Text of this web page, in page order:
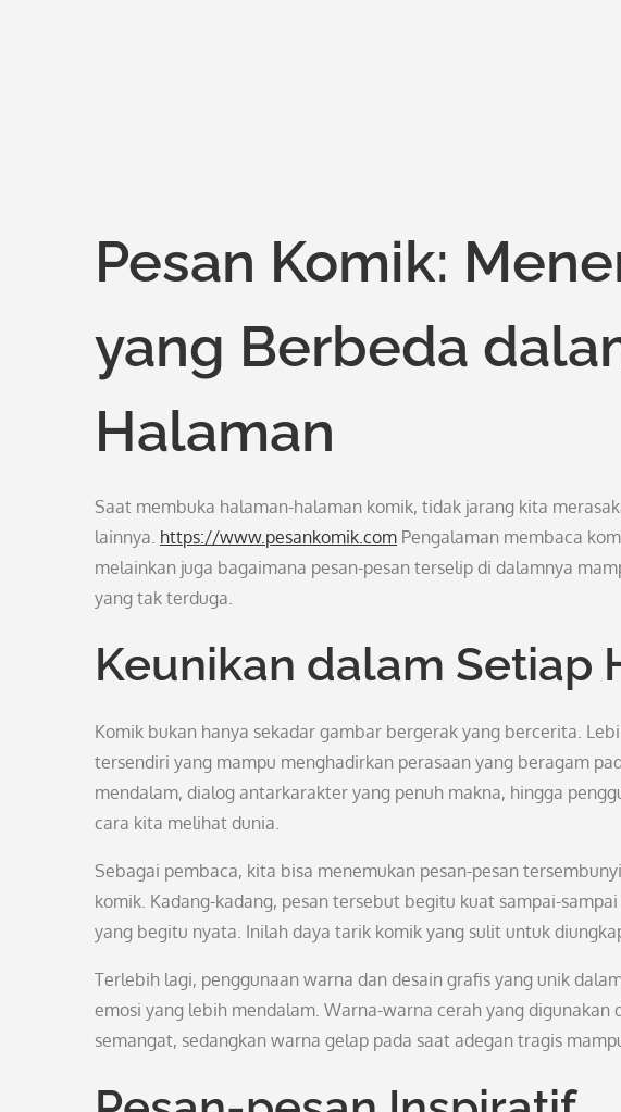
Pesan Komik:
yang Berbeda
Halaman
Saat membuka halaman-halaman komik, tidak jarang kita
lainnya. https://www.pesankomik.com Pengalaman membaca
melainkan juga bagaimana pesan-pesan terselip di dalamnya
yang tak terduga.
Keunikan dalam Setiap
Komik bukan hanya sekadar gambar bergerak yang bercerita.
tersendiri yang mampu menghadirkan perasaan yang beragam
mendalam, dialog antarkarakter yang penuh makna, hingga
cara kita melihat dunia.
Sebagai pembaca, kita bisa menemukan pesan-pesan
komik. Kadang-kadang, pesan tersebut begitu kuat sampai-
yang begitu nyata. Inilah daya tarik komik yang sulit untuk
Terlebih lagi, penggunaan warna dan desain grafis yang unik
emosi yang lebih mendalam. Warna-warna cerah yang
semangat, sedangkan warna gelap pada saat adegan tragis